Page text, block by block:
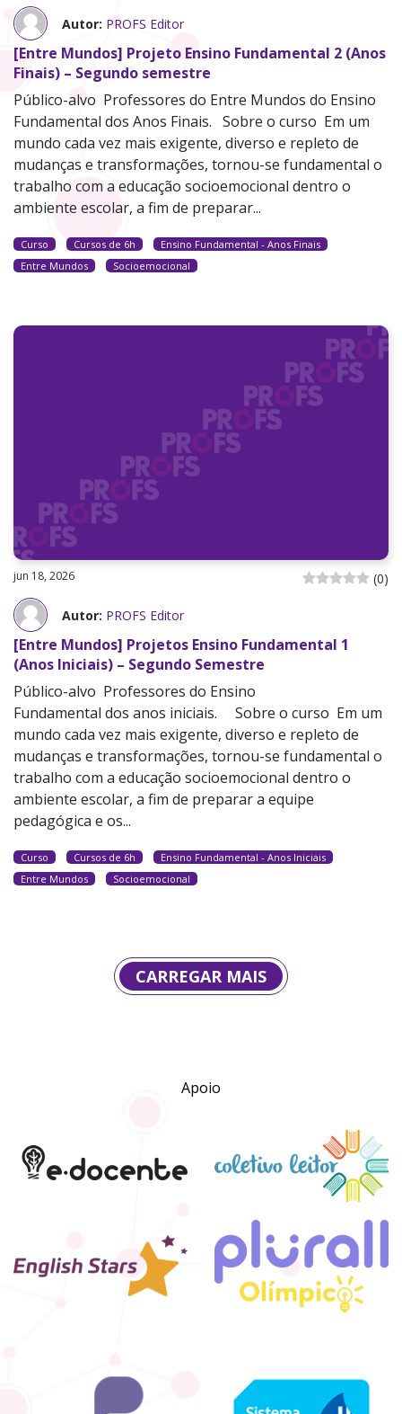
Autor: PROFS Editor
[Entre Mundos] Projeto Ensino Fundamental 2 (Anos
Finais) – Segundo semestre
Público-alvo Professores do Entre Mundos do Ensino
Fundamental dos Anos Finais. Sobre o curso Em um
mundo cada vez mais exigente, diverso e repleto de
mudanças e transformações, tornou-se fundamental o
trabalho com a educação socioemocional dentro o
ambiente escolar, a fim de preparar...
Curso Cursos de 6h
Ensino Fundamental - Anos Finais
Entre Mundos
Socioemocional
jun 18, 2026 (0)
Autor: PROFS Editor
[Entre Mundos] Projetos Ensino Fundamental 1
(Anos Iniciais) – Segundo Semestre
Público-alvo Professores do Ensino
Fundamental dos anos iniciais. Sobre o curso Em um
mundo cada vez mais exigente, diverso e repleto de
mudanças e transformações, tornou-se fundamental o
trabalho com a educação socioemocional dentro o
ambiente escolar, a fim de preparar a equipe
pedagógica e os...
Curso Cursos de 6h
Ensino Fundamental - Anos Iniciais
Entre Mundos
Socioemocional
CARREGAR MAIS
Apoio